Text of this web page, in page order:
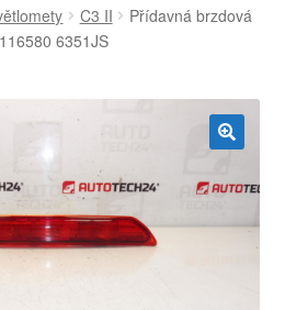
C3 II
Přídavná brzdová
6351JS